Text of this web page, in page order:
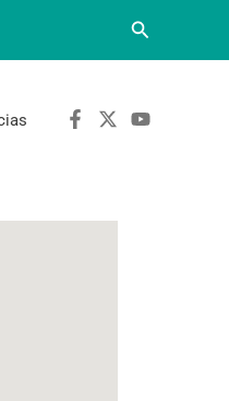
Buscar